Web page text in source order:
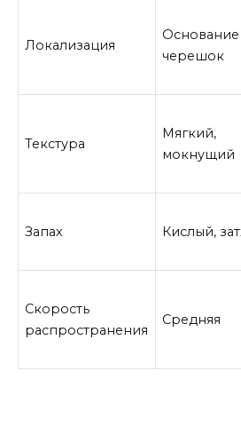
Локализация
Основание
черешок
Текстура
Мягкий,
мокнущий
Запах Кислый,
Скорость
распространения
Средняя